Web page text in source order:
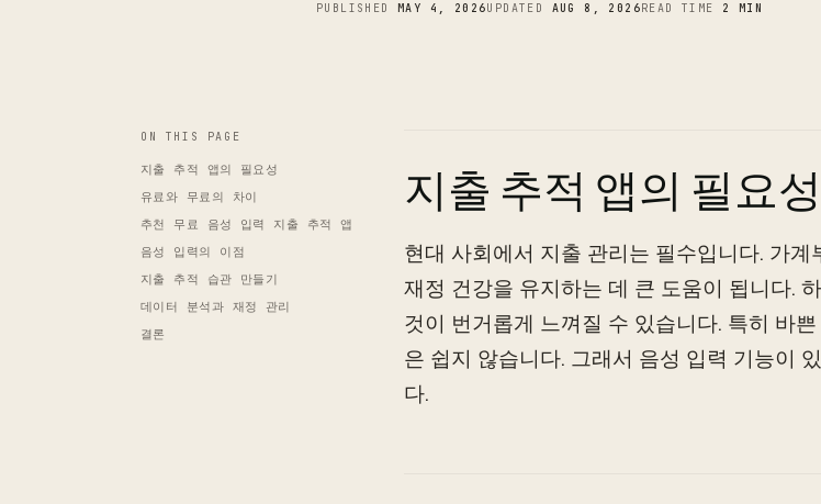
PUBLISHED MAY 4, 2026UPDATED AUG 8, 2026READ TIME 2 MIN
ON THIS PAGE
지출 추적 앱의 필요성
유료와 무료의 차이
추천 무료 음성 입력 지출 추적 앱
음성 입력의 이점
지출 추적 습관 만들기
데이터 분석과 재정 관리
결론
지출 추적 앱의 필요성
현대 사회에서 지출 관리는 필수입니다. 가
재정 건강을 유지하는 데 큰 도움이 됩니다.
것이 번거롭게 느껴질 수 있습니다. 특히 바
은 쉽지 않습니다. 그래서 음성 입력 기능이
다.